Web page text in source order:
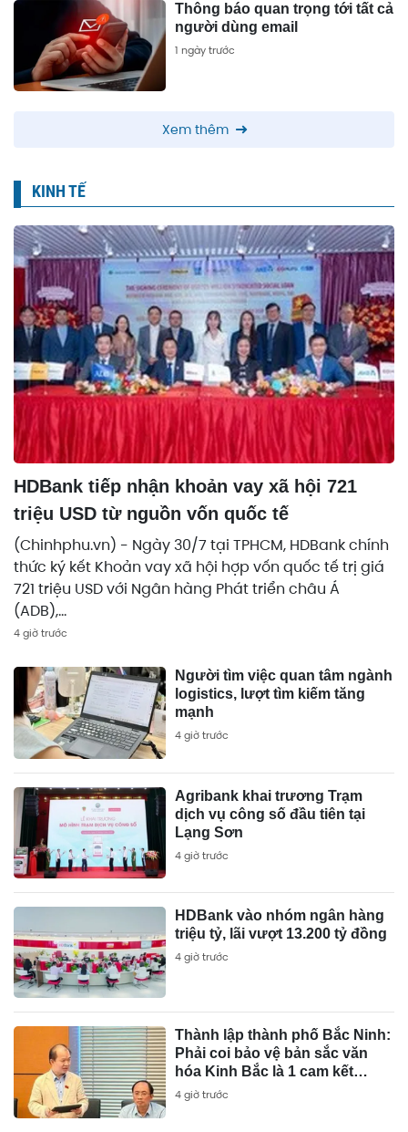
Thông báo quan trọng tới tất cả
người dùng email
1 ngày trước
Xem thêm
KINH TẾ
HDBank tiếp nhận khoản vay xã hội 721
triệu USD từ nguồn vốn quốc tế
(Chinhphu.vn) - Ngày 30/7 tại TPHCM, HDBank chính
thức ký kết Khoản vay xã hội hợp vốn quốc tế trị giá
721 triệu USD với Ngân hàng Phát triển châu Á
(ADB),...
4 giờ trước
Người tìm việc quan tâm ngành
logistics, lượt tìm kiếm tăng
mạnh
4 giờ trước
Agribank khai trương Trạm
dịch vụ công số đầu tiên tại
Lạng Sơn
4 giờ trước
HDBank vào nhóm ngân hàng
triệu tỷ, lãi vượt 13.200 tỷ đồng
4 giờ trước
Thành lập thành phố Bắc Ninh:
Phải coi bảo vệ bản sắc văn
hóa Kinh Bắc là 1 cam kết
chính trị và trách nhiệm pháp lý
4 giờ trước